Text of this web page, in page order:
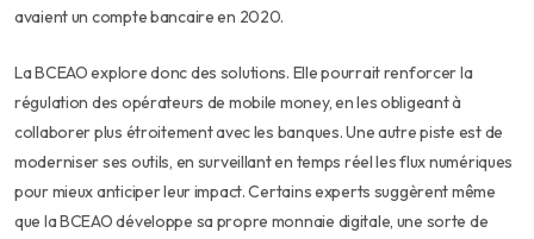
avaient un compte bancaire en 2020.
La BCEAO explore donc des solutions. Elle pourrait renforcer la
régulation des opérateurs de mobile money, en les obligeant à
collaborer plus étroitement avec les banques. Une autre piste est de
moderniser ses outils, en surveillant en temps réel les flux numériques
pour mieux anticiper leur impact. Certains experts suggèrent même
que la BCEAO développe sa propre monnaie digitale, une sorte de